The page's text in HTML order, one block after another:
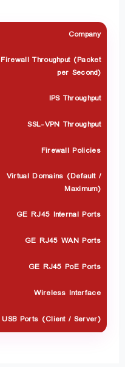
Company
Firewall Throughput (Packet
per Second)
IPS Throughput
SSL-VPN Throughput
Firewall Policies
Virtual Domains (Default /
Maximum)
GE RJ45 Internal Ports
GE RJ45 WAN Ports
GE RJ45 PoE Ports
Wireless Interface
USB Ports (Client / Server)